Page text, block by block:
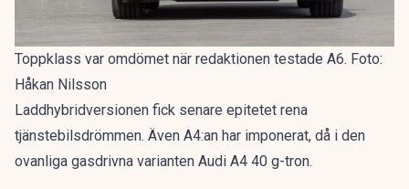
Toppklass var omdömet när redaktionen testade A6. Foto:
Håkan Nilsson
Laddhybridversionen fick senare epitetet rena
tjänstebilsdrömmen. Även A4:an har imponerat, då i den
ovanliga gasdrivna varianten Audi A4 40 g-tron.